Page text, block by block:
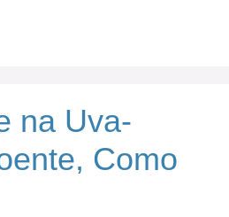
na Uva-
Como